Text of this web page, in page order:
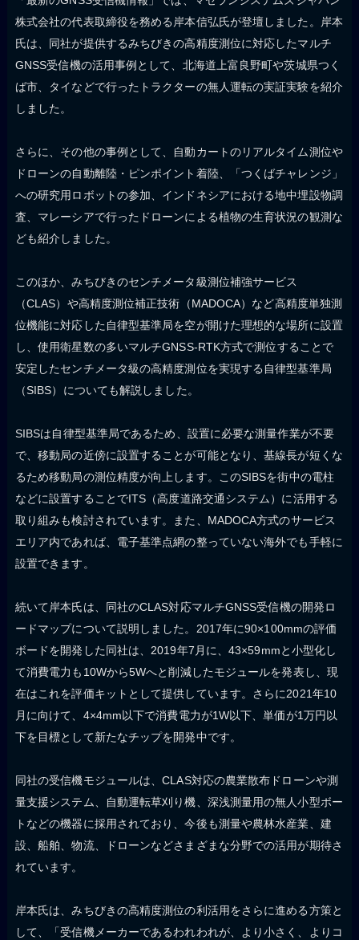
株式会社の代表取締役を務める岸本信弘氏が登壇しました。岸本
氏は、同社が提供するみちびきの高精度測位に対応したマルチ
GNSS受信機の活用事例として、北海道上富良野町や茨城県つく
ば市、タイなどで行ったトラクターの無人運転の実証実験を紹介
しました。
さらに、その他の事例として、自動カートのリアルタイム測位や
ドローンの自動離陸・ピンポイント着陸、「つくばチャレンジ」
への研究用ロボットの参加、インドネシアにおける地中埋設物調
査、マレーシアで行ったドローンによる植物の生育状況の観測な
ども紹介しました。
このほか、みちびきのセンチメータ級測位補強サービス
（CLAS）や高精度測位補正技術（MADOCA）など高精度単独測
位機能に対応した自律型基準局を空が開けた理想的な場所に設置
し、使用衛星数の多いマルチGNSS-RTK方式で測位することで
安定したセンチメータ級の高精度測位を実現する自律型基準局
（SIBS）についても解説しました。
SIBSは自律型基準局であるため、設置に必要な測量作業が不要
で、移動局の近傍に設置することが可能となり、基線長が短くな
るため移動局の測位精度が向上します。このSIBSを街中の電柱
などに設置することでITS（高度道路交通システム）に活用する
取り組みも検討されています。また、MADOCA方式のサービス
エリア内であれば、電子基準点網の整っていない海外でも手軽に
設置できます。
続いて岸本氏は、同社のCLAS対応マルチGNSS受信機の開発ロ
ードマップについて説明しました。2017年に90×100mmの評価
ボードを開発した同社は、2019年7月に、43×59mmと小型化し
て消費電力も10Wから5Wへと削減したモジュールを発表し、現
在はこれを評価キットとして提供しています。さらに2021年10
月に向けて、4×4mm以下で消費電力が1W以下、単価が1万円以
下を目標として新たなチップを開発中です。
同社の受信機モジュールは、CLAS対応の農業散布ドローンや測
量支援システム、自動運転草刈り機、深浅測量用の無人小型ボー
トなどの機器に採用されており、今後も測量や農林水産業、建
設、船舶、物流、ドローンなどさまざまな分野での活用が期待さ
れています。
岸本氏は、みちびきの高精度測位の利活用をさらに進める方策と
して、「受信機メーカーであるわれわれが、より小さく、よりコ